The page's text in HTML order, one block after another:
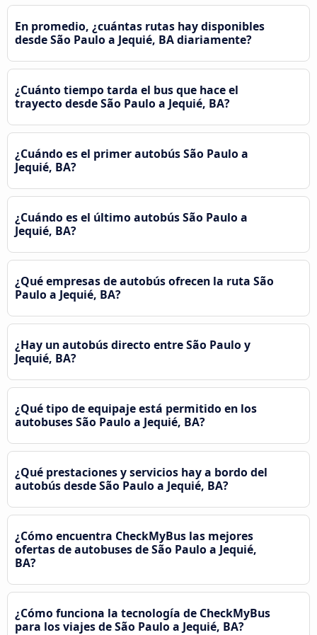
En promedio, ¿cuántas rutas hay disponibles
desde São Paulo a Jequié, BA diariamente?
¿Cuánto tiempo tarda el bus que hace el
trayecto desde São Paulo a Jequié, BA?
¿Cuándo es el primer autobús São Paulo a
Jequié, BA?
¿Cuándo es el último autobús São Paulo a
Jequié, BA?
¿Qué empresas de autobús ofrecen la ruta São
Paulo a Jequié, BA?
¿Hay un autobús directo entre São Paulo y
Jequié, BA?
¿Qué tipo de equipaje está permitido en los
autobuses São Paulo a Jequié, BA?
¿Qué prestaciones y servicios hay a bordo del
autobús desde São Paulo a Jequié, BA?
¿Cómo encuentra CheckMyBus las mejores
ofertas de autobuses de São Paulo a Jequié,
BA?
¿Cómo funciona la tecnología de CheckMyBus
para los viajes de São Paulo a Jequié, BA?